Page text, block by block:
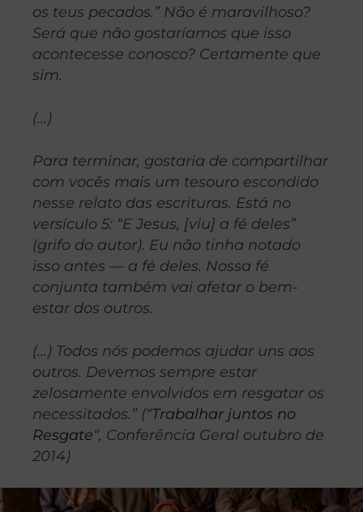
os teus pecados.” Não é maravilhoso?
Será que não gostaríamos que isso
acontecesse conosco? Certamente que
sim.
(…)
Para terminar, gostaria de compartilhar
com vocês mais um tesouro escondido
nesse relato das escrituras. Está no
versículo 5: “E Jesus, [viu] a fé deles”
(grifo do autor). Eu não tinha notado
isso antes — a fé deles. Nossa fé
conjunta também vai afetar o bem-
estar dos outros.
(…) Todos nós podemos ajudar uns aos
outros. Devemos sempre estar
zelosamente envolvidos em resgatar os
necessitados.” (“Trabalhar juntos no
Resgate“, Conferência Geral outubro de
2014)